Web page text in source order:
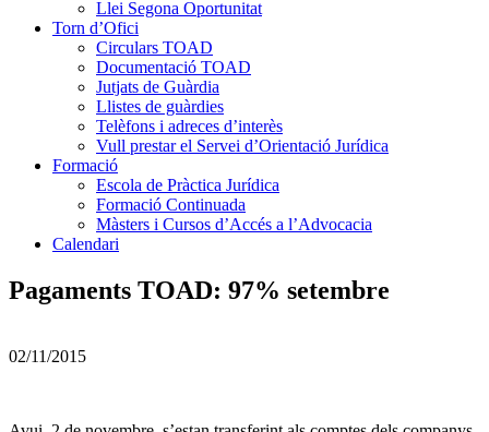
Llei Segona Oportunitat
Torn d’Ofici
Circulars TOAD
Documentació TOAD
Jutjats de Guàrdia
Llistes de guàrdies
Telèfons i adreces d’interès
Vull prestar el Servei d’Orientació Jurídica
Formació
Escola de Pràctica Jurídica
Formació Continuada
Màsters i Cursos d’Accés a l’Advocacia
Calendari
Pagaments TOAD: 97% setembre
02/11/2015